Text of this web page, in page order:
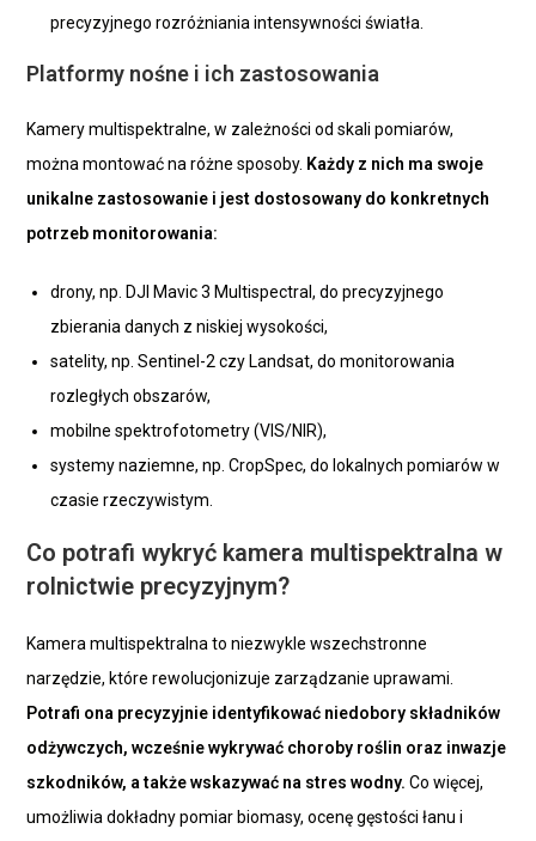
precyzyjnego rozróżniania intensywności światła.
Platformy nośne i ich zastosowania
Kamery multispektralne, w zależności od skali pomiarów,
można montować na różne sposoby. Każdy z nich ma swoje
unikalne zastosowanie i jest dostosowany do konkretnych
potrzeb monitorowania:
drony, np. DJI Mavic 3 Multispectral, do precyzyjnego
zbierania danych z niskiej wysokości,
satelity, np. Sentinel-2 czy Landsat, do monitorowania
rozległych obszarów,
mobilne spektrofotometry (VIS/NIR),
systemy naziemne, np. CropSpec, do lokalnych pomiarów w
czasie rzeczywistym.
Co potrafi wykryć kamera multispektralna w
rolnictwie precyzyjnym?
Kamera multispektralna to niezwykle wszechstronne
narzędzie, które rewolucjonizuje zarządzanie uprawami.
Potrafi ona precyzyjnie identyfikować niedobory składników
odżywczych, wcześnie wykrywać choroby roślin oraz inwazje
szkodników, a także wskazywać na stres wodny. Co więcej,
umożliwia dokładny pomiar biomasy, ocenę gęstości łanu i